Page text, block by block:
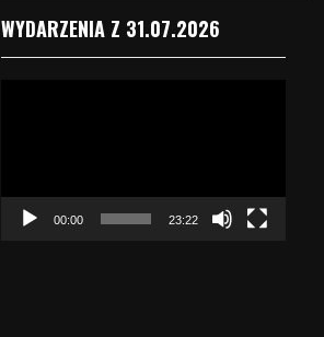
WYDARZENIA Z 31.07.2026
00:00 23:22